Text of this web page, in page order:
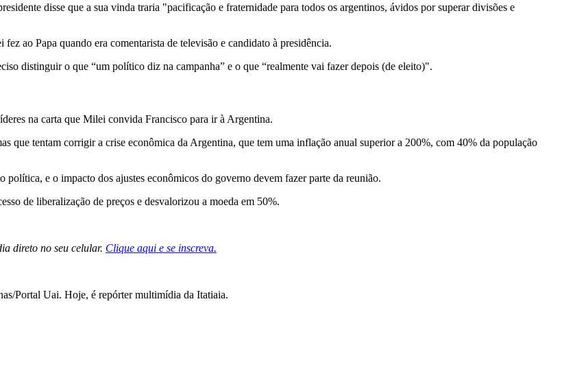
disse que a sua vinda traria "pacificação e fraternidade para todos os argentinos, ávidos por superar divisões e
ao Papa quando era comentarista de televisão e candidato à presidência.
distinguir o que “um político diz na campanha” e o que “realmente vai fazer depois (de eleito)".
na carta que Milei convida Francisco para ir à Argentina.
que tentam corrigir a crise econômica da Argentina, que tem uma inflação anual superior a 200%, com 40% da população
e o impacto dos ajustes econômicos do governo devem fazer parte da reunião.
de liberalização de preços e desvalorizou a moeda em 50%.
direto no seu celular. Clique aqui e se inscreva.
Portal Uai. Hoje, é repórter multimídia da Itatiaia.